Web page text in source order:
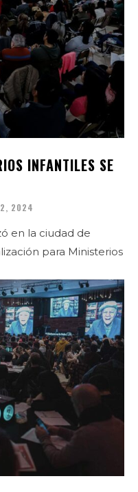
INFANTILES SE
2024
en la ciudad de
para Ministerios